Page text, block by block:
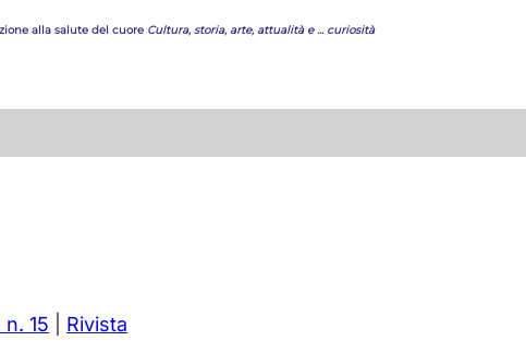
alla salute del cuore Cultura, storia, arte, attualità e ... curiosità
15 Rivista